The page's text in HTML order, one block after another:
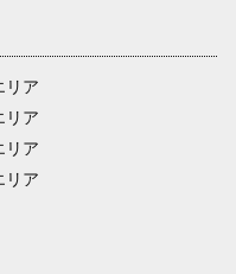
リア
リア
リア
リア